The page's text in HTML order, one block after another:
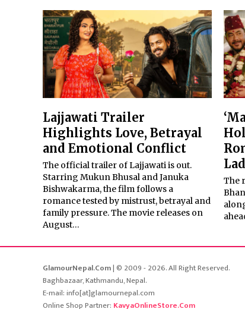
Lajjawati Trailer
Highlights Love, Betrayal
and Emotional Conflict
The official trailer of Lajjawati is out.
Starring Mukun Bhusal and Januka
Bishwakarma, the film follows a
romance tested by mistrust, betrayal and
family pressure. The movie releases on
August…
The
GlamourNepal.Com| © 2009 - 2026. All Right Reserved.
Baghbazaar, Kathmandu, Nepal.
E-mail: info[at]glamournepal.com
Online Shop Partner: KavyaOnlineStore.Com